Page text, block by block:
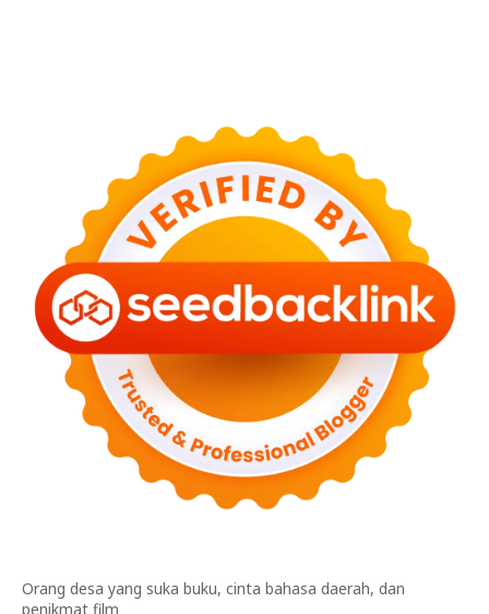
Orang desa yang suka buku, cinta bahasa daerah, dan
penikmat film